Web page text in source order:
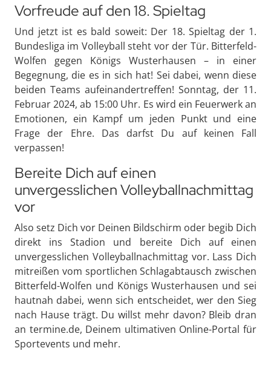
Vorfreude auf den 18. Spieltag
Und jetzt ist es bald soweit: Der 18. Spieltag der 1.
Bundesliga im Volleyball steht vor der Tür. Bitterfeld-
Wolfen gegen Königs Wusterhausen – in einer
Begegnung, die es in sich hat! Sei dabei, wenn diese
beiden Teams aufeinandertreffen! Sonntag, der 11.
Februar 2024, ab 15:00 Uhr. Es wird ein Feuerwerk an
Emotionen, ein Kampf um jeden Punkt und eine
Frage der Ehre. Das darfst Du auf keinen Fall
verpassen!
Bereite Dich auf einen
unvergesslichen Volleyballnachmittag
vor
Also setz Dich vor Deinen Bildschirm oder begib Dich
direkt ins Stadion und bereite Dich auf einen
unvergesslichen Volleyballnachmittag vor. Lass Dich
mitreißen vom sportlichen Schlagabtausch zwischen
Bitterfeld-Wolfen und Königs Wusterhausen und sei
hautnah dabei, wenn sich entscheidet, wer den Sieg
nach Hause trägt. Du willst mehr davon? Bleib dran
an termine.de, Deinem ultimativen Online-Portal für
Sportevents und mehr.